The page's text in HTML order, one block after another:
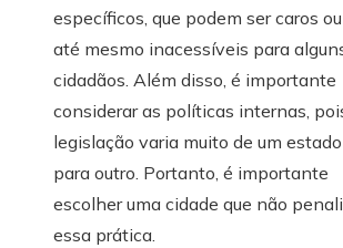
específicos, que podem ser caros ou
até mesmo inacessíveis para
cidadãos. Além disso, é importante
considerar as políticas internas,
legislação varia muito de um estado
para outro. Portanto, é importante
escolher uma cidade que não
essa prática.